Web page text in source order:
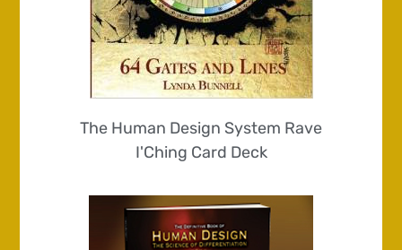
The Human Design System Rave
I'Ching Card Deck